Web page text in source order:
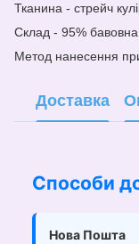
Тканина - стрейч
Склад - 95%
Метод нанесення
Доставка
Способи
Нова Пошта